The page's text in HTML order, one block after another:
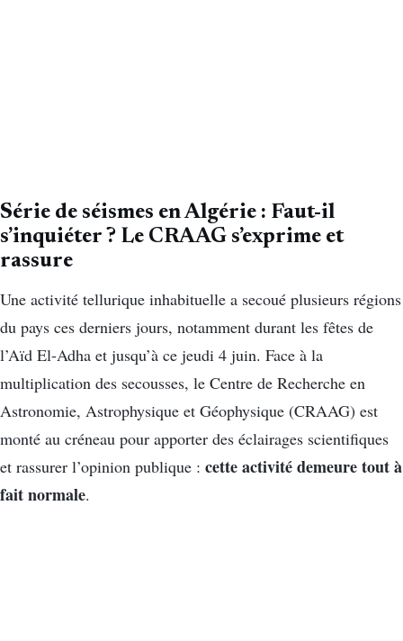
Série de séismes en Algérie : Faut-il
s’inquiéter ? Le CRAAG s’exprime et
rassure
Une activité tellurique inhabituelle a secoué plusieurs régions
du pays ces derniers jours, notamment durant les fêtes de
l’Aïd El-Adha et jusqu’à ce jeudi 4 juin. Face à la
multiplication des secousses, le Centre de Recherche en
Astronomie, Astrophysique et Géophysique (CRAAG) est
monté au créneau pour apporter des éclairages scientifiques
et rassurer l’opinion publique : cette activité demeure tout à
fait normale.